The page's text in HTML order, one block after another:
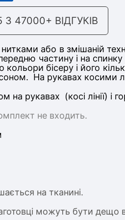
ВІДГУКІВ
або в змішаній
частину і на
кольори бісеру і його
На рукавах
на рукавах
(косі лінії)
не входить.
на тканині.
можуть бути дещо